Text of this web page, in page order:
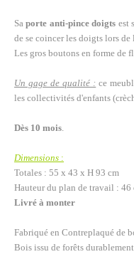
Saporte anti-pince doigts est
de se coincer les doigts lors de
Les gros boutons en forme de
Un gage de qualité : ce
les collectivités d'enfants
Dès 10 mois.
Dimensions :
Totales : 55 x 43 x H 93 cm
Hauteur du plan de travail : 46
Livré à monter
Fabriqué en Contreplaqué de
Bois issu de forêts